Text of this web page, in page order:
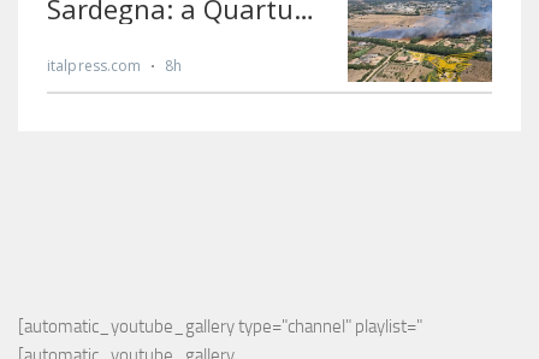
[automatic_youtube_gallery type="channel" playlist="